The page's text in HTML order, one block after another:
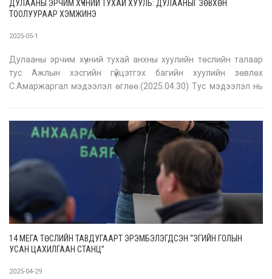
ДУЛААНЫ ЭРЧИМ ХҮЧНИЙ ТУХАЙ ХУУЛЬ: ДУЛААНЫГ ЗӨВХӨН
ТООЛУУРААР ХЭМЖИНЭ
2025-05-1
Дулааны эрчим хүчний тухай анхны хуулийн төслийн талаар
тус Ажлын хэсгийн гүйцэтгэх багийн хуулийн зөвлөх
С.Амаржаргал мэдээлэл өглөө.(2025.04.30) Тус мэдээлэл нь
дулааныг хэмжиж байж хэ
14 МЕГА ТӨСЛИЙН ТАВДУГААРТ ЭРЭМБЭЛЭГДСЭН “ЭГИЙН ГОЛЫН
УСАН ЦАХИЛГААН СТАНЦ”
2025-04-29